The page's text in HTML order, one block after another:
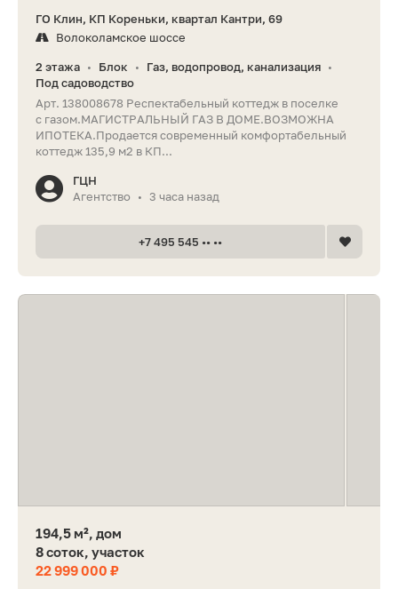
ГО Клин, КП Кореньки, квартал Кантри, 69
Волоколамское шоссе
2 этажа • Блок • Газ, водопровод, канализация •
Под садоводство
Арт. 138008678 Респектабельный коттедж в поселке
с газом.МАГИСТРАЛЬНЫЙ ГАЗ В ДОМЕ.ВОЗМОЖНА
ИПОТЕКА.Продается соврeмeнный комфортабельный
коттедж 135,9 м2 в КП...
ГЦН
Агентство
• 3 часа назад
+7 495 545 •• ••
194,5 м², дом
8 соток, участок
22 999 000 ₽